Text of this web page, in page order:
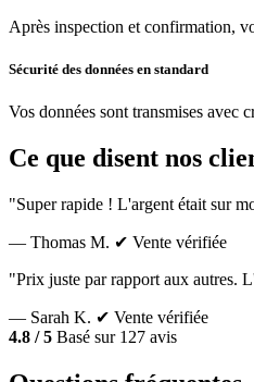
Après inspection et confirmation,
Sécurité des données en standard
Vos données sont transmises avec
Ce que disent nos
"Super rapide ! L'argent était sur
— Thomas M. ✔ Vente vérifiée
"Prix juste par rapport aux autres.
— Sarah K. ✔ Vente vérifiée
4.8 / 5 Basé sur 127 avis